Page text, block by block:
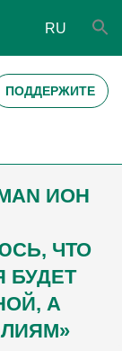
RU
ПОДДЕРЖИТЕ
ИОН
ЧТО
БУДЕТ
А